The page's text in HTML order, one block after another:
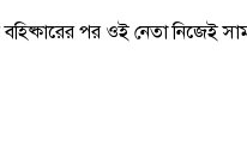
পর ওই নেতা নিজেই